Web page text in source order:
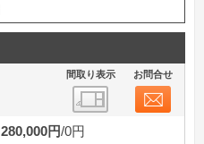
間取り表示 お問合せ
280,000円 0円